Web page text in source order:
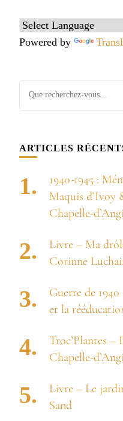
Powered by
Vous
recherchiez
ARTICLES
1940-1945 :
Maquis d’Ivoy
Chapelle-
Livre – Ma
Corinne
Guerre de
et la
Troc’Plantes –
Chapelle-
Livre – Le
Sand